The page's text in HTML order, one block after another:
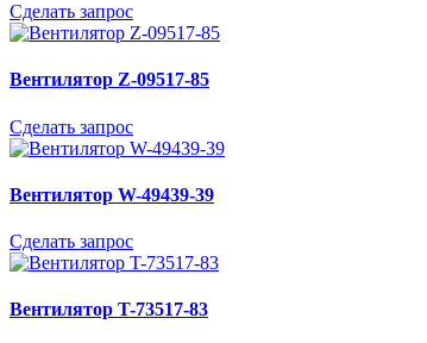
Сделать запрос
Вентилятор Z-09517-85
Сделать запрос
Вентилятор W-49439-39
Сделать запрос
Вентилятор T-73517-83